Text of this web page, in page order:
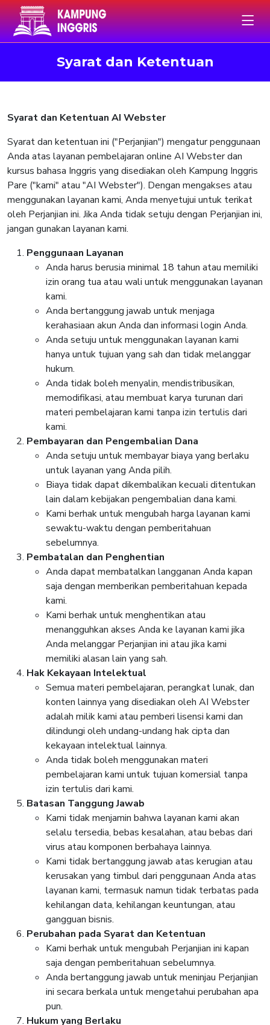
Syarat dan Ketentuan
Syarat dan Ketentuan AI Webster
Syarat dan ketentuan ini ("Perjanjian") mengatur penggunaan
Anda atas layanan pembelajaran online AI Webster dan
kursus bahasa Inggris yang disediakan oleh Kampung Inggris
Pare ("kami" atau "AI Webster"). Dengan mengakses atau
menggunakan layanan kami, Anda menyetujui untuk terikat
oleh Perjanjian ini. Jika Anda tidak setuju dengan Perjanjian ini,
jangan gunakan layanan kami.
Penggunaan Layanan
Anda harus berusia minimal 18 tahun atau memiliki
izin orang tua atau wali untuk menggunakan layanan
kami.
Anda bertanggung jawab untuk menjaga
kerahasiaan akun Anda dan informasi login Anda.
Anda setuju untuk menggunakan layanan kami
hanya untuk tujuan yang sah dan tidak melanggar
hukum.
Anda tidak boleh menyalin, mendistribusikan,
memodifikasi, atau membuat karya turunan dari
materi pembelajaran kami tanpa izin tertulis dari
kami.
Pembayaran dan Pengembalian Dana
Anda setuju untuk membayar biaya yang berlaku
untuk layanan yang Anda pilih.
Biaya tidak dapat dikembalikan kecuali ditentukan
lain dalam kebijakan pengembalian dana kami.
Kami berhak untuk mengubah harga layanan kami
sewaktu-waktu dengan pemberitahuan
sebelumnya.
Pembatalan dan Penghentian
Anda dapat membatalkan langganan Anda kapan
saja dengan memberikan pemberitahuan kepada
kami.
Kami berhak untuk menghentikan atau
menangguhkan akses Anda ke layanan kami jika
Anda melanggar Perjanjian ini atau jika kami
memiliki alasan lain yang sah.
Hak Kekayaan Intelektual
Semua materi pembelajaran, perangkat lunak, dan
konten lainnya yang disediakan oleh AI Webster
adalah milik kami atau pemberi lisensi kami dan
dilindungi oleh undang-undang hak cipta dan
kekayaan intelektual lainnya.
Anda tidak boleh menggunakan materi
pembelajaran kami untuk tujuan komersial tanpa
izin tertulis dari kami.
Batasan Tanggung Jawab
Kami tidak menjamin bahwa layanan kami akan
selalu tersedia, bebas kesalahan, atau bebas dari
virus atau komponen berbahaya lainnya.
Kami tidak bertanggung jawab atas kerugian atau
kerusakan yang timbul dari penggunaan Anda atas
layanan kami, termasuk namun tidak terbatas pada
kehilangan data, kehilangan keuntungan, atau
gangguan bisnis.
Perubahan pada Syarat dan Ketentuan
Kami berhak untuk mengubah Perjanjian ini kapan
saja dengan pemberitahuan sebelumnya.
Anda bertanggung jawab untuk meninjau Perjanjian
ini secara berkala untuk mengetahui perubahan apa
pun.
Hukum yang Berlaku